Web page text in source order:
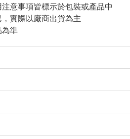
意事項皆標示於包裝或產品中
實際以廠商出貨為主
準